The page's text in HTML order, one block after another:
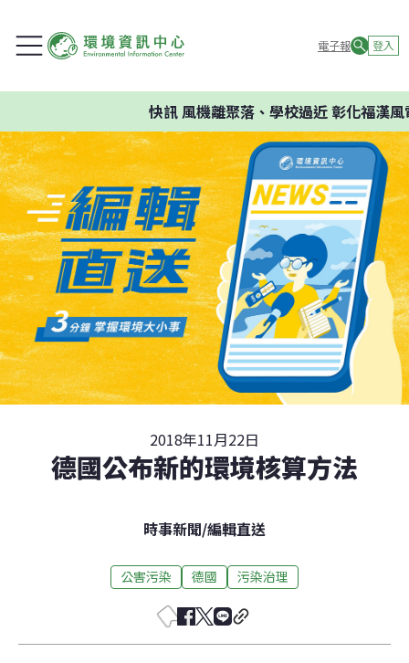
電子報 登入
快訊風機離聚落、學校過近 彰化福漢風
2018年11月22日
德國公布新的環境核算方法
時事新聞/編輯直送
公害污染 德國 污染治理